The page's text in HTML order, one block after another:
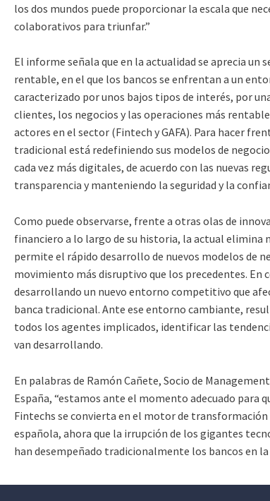
los dos mundos puede proporcionar la escala que
colaborativos para triunfar.”
El informe señala que en la actualidad se aprecia un
rentable, en el que los bancos se enfrentan a un
caracterizado por unos bajos tipos de interés, por
clientes, los negocios y las operaciones más
actores en el sector (Fintech y GAFA). Para hacer
tradicional está redefiniendo sus modelos de
cada vez más digitales, de acuerdo con las nuevas
transparencia y manteniendo la seguridad y la
Como puede observarse, frente a otras olas de
financiero a lo largo de su historia, la actual elimina
permite el rápido desarrollo de nuevos modelos de
movimiento más disruptivo que los precedentes. En
desarrollando un nuevo entorno competitivo que
banca tradicional. Ante ese entorno cambiante,
todos los agentes implicados, identificar las
van desarrollando.
En palabras de Ramón Cañete, Socio de
España, “estamos ante el momento adecuado para
Fintechs se convierta en el motor de
española, ahora que la irrupción de los gigantes
han desempeñado tradicionalmente los bancos en la